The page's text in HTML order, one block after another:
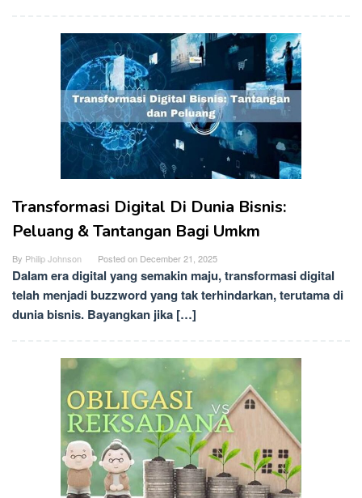
Transformasi Digital Di Dunia Bisnis:
Peluang & Tantangan Bagi Umkm
By Philip Johnson Posted on December 21, 2025
Dalam era digital yang semakin maju, transformasi digital
telah menjadi buzzword yang tak terhindarkan, terutama di
dunia bisnis. Bayangkan jika […]